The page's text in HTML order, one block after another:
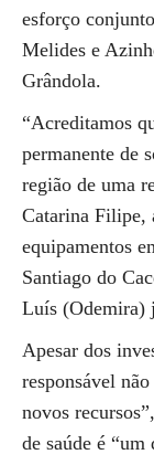
esforço
Melides e
Grândola.
“Acreditamos
permanente de
região de uma
Catarina Filipe,
equipamentos
Santiago do
Luís (Odemira)
Apesar dos
responsável
novos
de saúde é